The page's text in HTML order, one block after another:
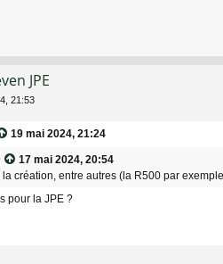
JPE
21:53
19 mai 2024, 21:24
17 mai 2024, 20:54
création, entre autres (la R500 par
pour la JPE ?